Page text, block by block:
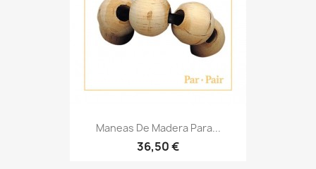
Maneas De Madera Para...
36,50 €